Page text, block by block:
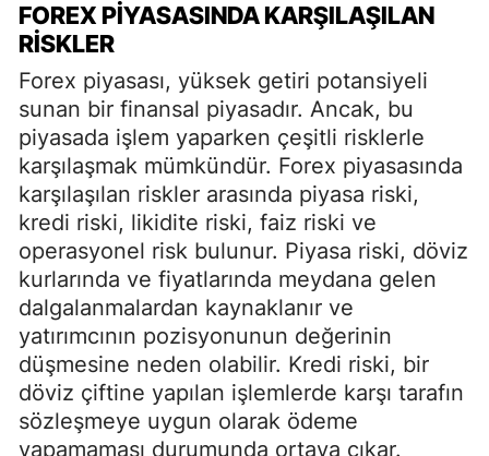
FOREX PIYASASINDA KARŞILAŞILAN
RISKLER
Forex piyasası, yüksek getiri potansiyeli
sunan bir finansal piyasadır. Ancak, bu
piyasada işlem yaparken çeşitli risklerle
karşılaşmak mümkündür. Forex piyasasında
karşılaşılan riskler arasında piyasa riski,
kredi riski, likidite riski, faiz riski ve
operasyonel risk bulunur. Piyasa riski, döviz
kurlarında ve fiyatlarında meydana gelen
dalgalanmalardan kaynaklanır ve
yatırımcının pozisyonunun değerinin
düşmesine neden olabilir. Kredi riski, bir
döviz çiftine yapılan işlemlerde karşı tarafın
sözleşmeye uygun olarak ödeme
yapamaması durumunda ortaya çıkar.